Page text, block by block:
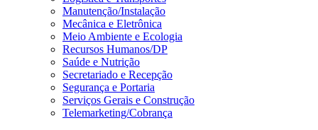
Manutenção/Instalação
Mecânica e Eletrônica
Meio Ambiente e Ecologia
Recursos Humanos/DP
Saúde e Nutrição
Secretariado e Recepção
Segurança e Portaria
Serviços Gerais e Construção
Telemarketing/Cobrança